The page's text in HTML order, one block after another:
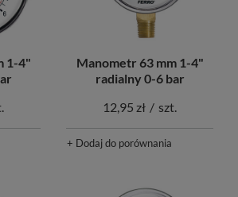
1-4"
Manometr 63 mm 1-4"
radialny 0-6 bar
12,95 zł / szt.
+ Dodaj do porównania